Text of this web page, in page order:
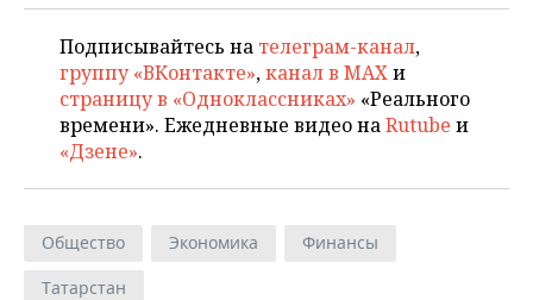
Подписывайтесь на телеграм-канал,
группу «ВКонтакте»,канал в MAXи
страницу в «Одноклассниках» «Реального
времени». Ежедневные видео наRutube и
«Дзене».
Общество Экономика
Финансы
Татарстан